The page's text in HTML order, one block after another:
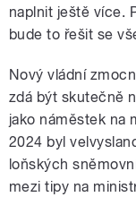
naplnit ještě více.
bude to řešit se
Nový vládní
zdá být skutečně
jako náměstek na
2024 byl
loňských
mezi tipy na